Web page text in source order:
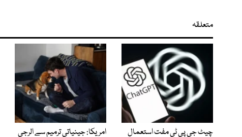
متعلقہ
چیٹ جی پی ٹی مفت استعمال
امریکا: جینیاتی ترمیم سے الرجی